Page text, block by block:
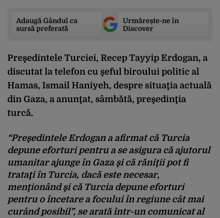
Adaugă Gândul ca
sursă preferată
Urmărește-ne în
Discover
Preşedintele Turciei, Recep Tayyip Erdogan, a
discutat la telefon cu şeful biroului politic al
Hamas, Ismail Haniyeh, despre situaţia actuală
din Gaza, a anunţat, sâmbătă, preşedinţia
turcă.
“Preşedintele Erdogan a afirmat că Turcia
depune eforturi pentru a se asigura că ajutorul
umanitar ajunge în Gaza şi că răniţii pot fi
trataţi în Turcia, dacă este necesar,
menţionând şi că Turcia depune eforturi
pentru o încetare a focului în regiune cât mai
curând posibil”, se arată într-un comunicat al